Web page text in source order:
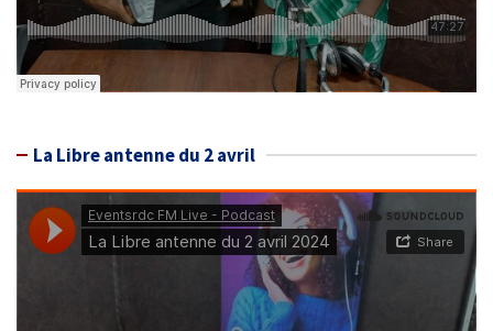
La Libre antenne du 2 avril